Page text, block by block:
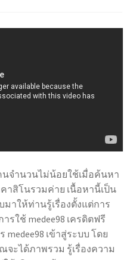
นจำนวนไม่น้อยใช้เมื่อค้นหา
สิโนรวมค่าย เนื้อหานี้เป็น
าให้ท่านรู้เรื่องตั้งแต่การ
รใช้ medee98 เครดิตฟรี
เข้าสู่ระบบ โดย
ะได้ภาพรวม รู้เรื่องความ